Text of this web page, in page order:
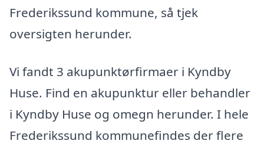
Frederikssund kommune, så tjek
oversigten herunder.
Vi fandt 3 akupunktørfirmaer i Kyndby
Huse. Find en akupunktur eller behandler
i Kyndby Huse og omegn herunder. I hele
Frederikssund kommunefindes der flere